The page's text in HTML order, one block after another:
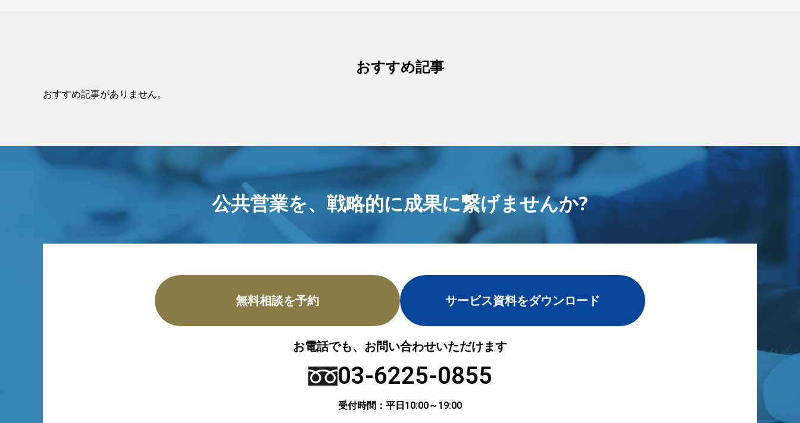
おすすめ記事
おすすめ記事がありません。
公共営業を、 戦略的に成果に繋げませんか?
無料相談を予約 サービス資料をダウンロード
お電話でも、お問い合わせいただけます
03-6225-0855
受付時間：平日10:00～19:00